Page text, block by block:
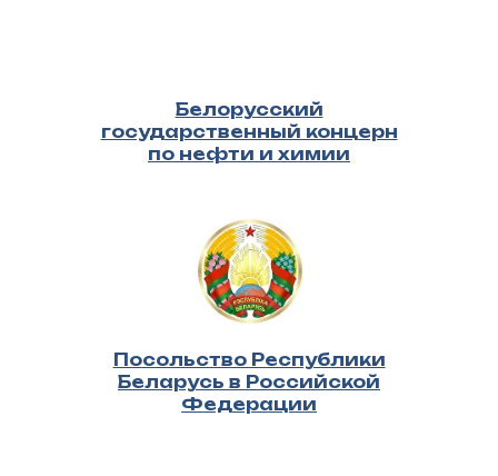
Белорусский
государственный концерн
по нефти и химии
Посольство Республики
Беларусь в Российской
Федерации